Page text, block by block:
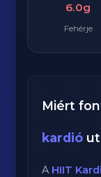
6.0g
Fehérje
Miért
kardió
A HIIT